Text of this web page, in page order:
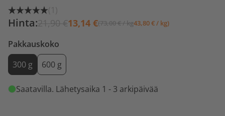
(1)
Hinta:21,90 €13,14 €(73,00 € / kg43,80 € / kg)
Pakkauskoko
300 g
600 g
Saatavilla. Lähetysaika 1 - 3 arkipäivää